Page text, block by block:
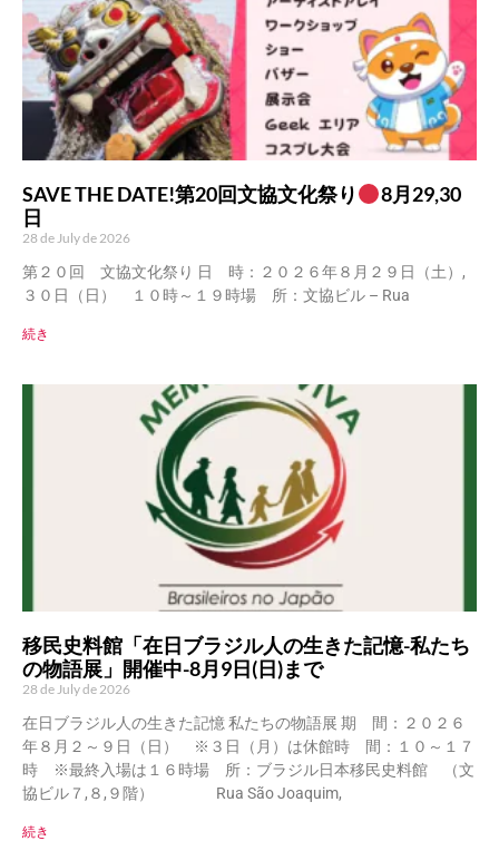
SAVE THE DATE!第20回文協文化祭り
8月29,30
日
28 de July de 2026
第２０回 文協文化祭り 日 時：２０２６年８月２９日（土）,
３０日（日） １０時～１９時場 所：文協ビル – Rua
続き
移民史料館「在日ブラジル人の生きた記憶-私たち
の物語展」開催中-8月9日(日)まで
28 de July de 2026
在日ブラジル人の生きた記憶 私たちの物語展 期 間：２０２６
年８月２～９日（日） ※３日（月）は休館時 間：１０～１７
時 ※最終入場は１６時場 所：ブラジル日本移民史料館 （文
協ビル７,８,９階） Rua São Joaquim,
続き